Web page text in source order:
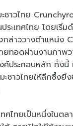
าวไทย
ะเทศไทย โดยเริ่ม
าววางตำแหน่ง
ยทอดผ่านงานภาพ
ค์ประกอบหลัก ทั้ง
ะชาวไทยให้ลึกซึ้ง
ทศไทยเป็นหนึ่งในต